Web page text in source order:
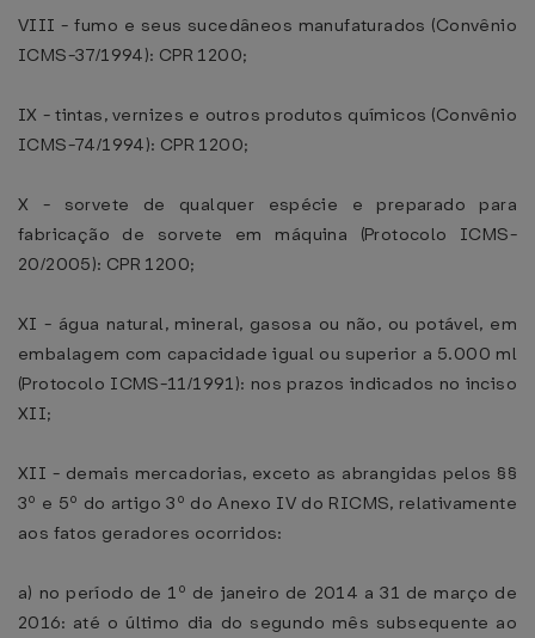
VIII - fumo e seus sucedâneos manufaturados (Convênio
ICMS-37/1994): CPR 1200;
IX - tintas, vernizes e outros produtos químicos (Convênio
ICMS-74/1994): CPR 1200;
X - sorvete de qualquer espécie e preparado para
fabricação de sorvete em máquina (Protocolo ICMS-
20/2005): CPR 1200;
XI - água natural, mineral, gasosa ou não, ou potável, em
embalagem com capacidade igual ou superior a 5.000 ml
(Protocolo ICMS-11/1991): nos prazos indicados no inciso
XII;
XII - demais mercadorias, exceto as abrangidas pelos §§
3º e 5º do artigo 3º do Anexo IV do RICMS, relativamente
aos fatos geradores ocorridos:
a) no período de 1º de janeiro de 2014 a 31 de março de
2016: até o último dia do segundo mês subsequente ao